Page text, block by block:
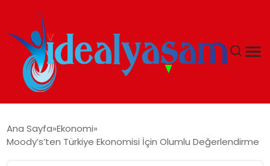
GÜNDEM
Ana Sayfa Ekonomi
Moody’s’ten Türkiye Ekonomisi İçin Olumlu Değerlendirme